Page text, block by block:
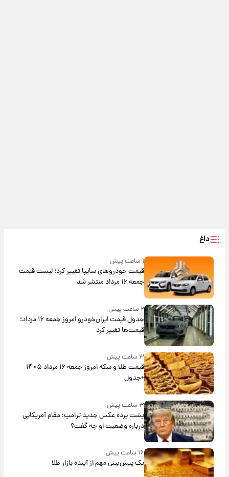
داغ
۱ ساعت پیش
قیمت خودروهای سایپا تغییر کرد؛ لیست قیمت
جمعه ۱۶ مرداد منتشر شد
۲ ساعت پیش
جدول قیمت ایران‌خودرو امروز جمعه ۱۶ مرداد؛
قیمت‌ها تغییر کرد
۳ ساعت پیش
قیمت طلا و سکه امروز جمعه ۱۶ مرداد ۱۴۰۵
+جدول
۳ ساعت پیش
پشت پرده عکس جدید ترامپ؛ مقام آمریکایی
درباره وضعیت او چه گفت؟
۱۶ ساعت پیش
یک پیش‌بینی مهم از آینده بازار طلا